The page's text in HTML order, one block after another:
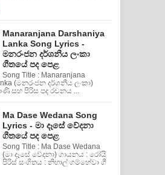
Manaranjana Darshaniya
Lanka Song Lyrics -
මනරංජන දර්ශනීය ලංකා
ගීතයේ පද පෙළ
Song Title : Manaranjana
(මනරංජන දර්ශනීය ලංකා)
සහ පිරිස පද රචනය ...
Ma Dase Wedana Song
Lyrics - මා දෑසේ වේදනා
ගීතයේ පද පෙළ
Song Title : Ma Dase Wedana
(මා දෑසේ වේදනා) ගායනය : රෝයි
පිරිස් සංගිතය : නිහාල් ගම්හේවා ගී